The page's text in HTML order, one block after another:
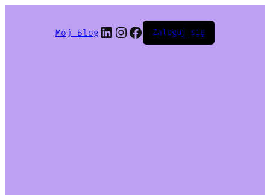
Mój Blog LinkedIn
Instagram
Facebook
Zaloguj się